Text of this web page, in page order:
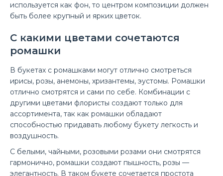
12 999 ₽
Закажите ароматный Букет «Летний» по выгодной цене
на День учителя в доставке цветов ЛЮБИМЫЕ
используется как фон, то центром композиции должен
быть более крупный и ярких цветок.
С какими цветами сочетаются
ромашки
В букетах с ромашками могут отлично смотреться
ирисы, розы, анемоны, хризантемы, эустомы. Ромашки
отлично смотрятся и сами по себе. Комбинации с
другими цветами флористы создают только для
ассортимента, так как ромашки обладают
способностью придавать любому букету легкость и
воздушность.
С белыми, чайными, розовыми розами они смотрятся
гармонично, ромашки создают пышность, розы —
элегантность. В таком букете сочетается простота